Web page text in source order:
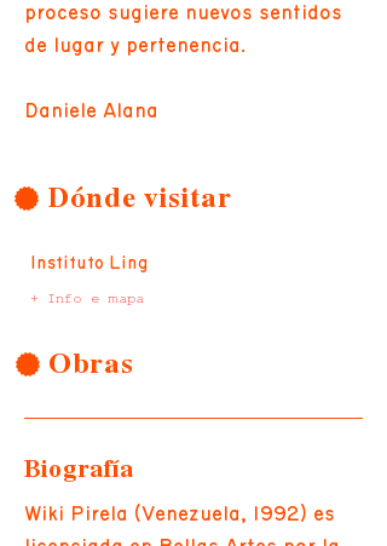
proceso sugiere nuevos sentidos
de lugar y pertenencia.
Daniele Alana
Dónde visitar
Instituto Ling
+ Info e mapa
Obras
Biografía
Wiki Pirela (Venezuela, 1992) es